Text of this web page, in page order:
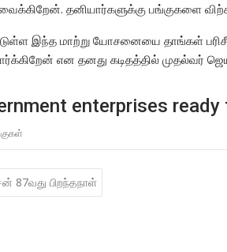
தனியார்களுக்கு பங்குகளை
இந்த மாற்று யோசனையை தாங்கள்
என தனது கடிதத்தில் முதல்வர்
enterprises ready
பிறந்தநாள்